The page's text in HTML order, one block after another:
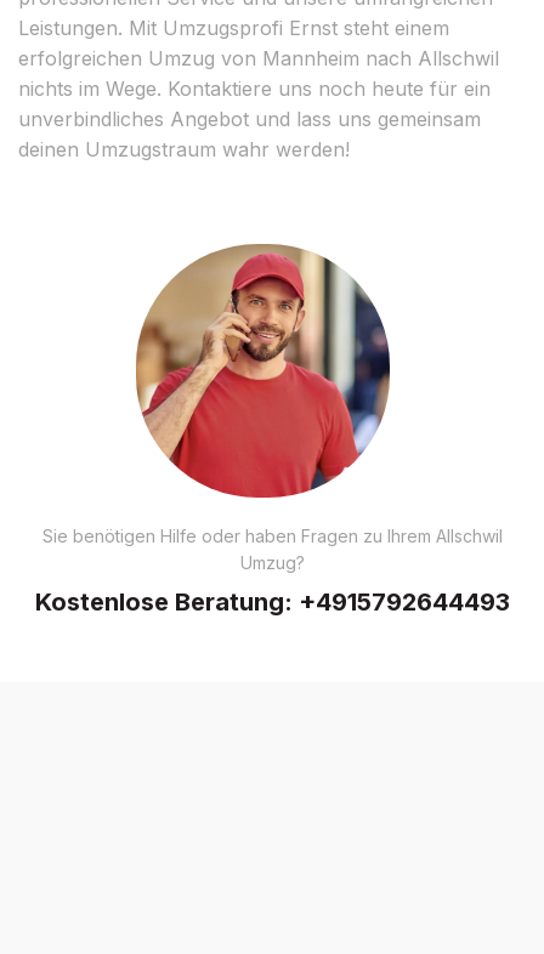
Leistungen. Mit Umzugsprofi Ernst steht einem
erfolgreichen Umzug von Mannheim nach Allschwil
nichts im Wege. Kontaktiere uns noch heute für ein
unverbindliches Angebot und lass uns gemeinsam
deinen Umzugstraum wahr werden!
Sie benötigen Hilfe oder haben Fragen zu Ihrem Allschwil
Umzug?
Kostenlose Beratung: +4915792644493